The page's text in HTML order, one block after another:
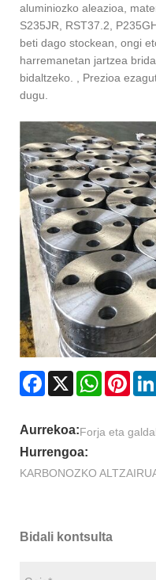
aluminiozko aleazioa,
S235JR, RST37.2,
beti dago stockean, ongi
harremanetan jartzea
bidaltzeko. , Prezioa
dugu.
Facebook
X WhatsApp
Aurrekoa:Forja eta
Hurrengoa:
KARBONOZKO
Bidali kontsulta